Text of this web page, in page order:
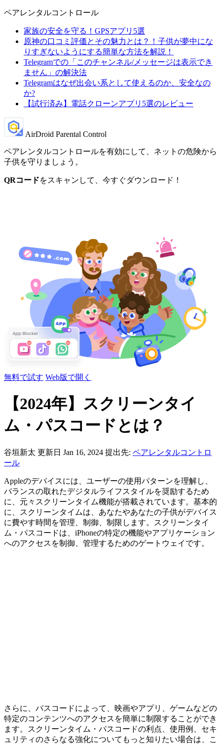
ペアレンタルコントロール
家族の安全を守る！GPSアプリ5選
原神の口コミ評価とその魅力とは？！子供が夢中にな
りすぎないようにする簡単な方法を解説！
Telegramでの「このチャンネル/メッセージは表示でき
ません」の解決法
Telegramはなぜ出会い系として使えるのか、安全なの
か?
【試行済み】電話クローンアプリ5選のレビュー
AirDroid Parental Control
ペアレンタルコントロールを有効にして、ネットの危険から
子供を守りましょう。
QRコードをスキャンして、今すぐダウンロード！
無料で試す Web版で開く
【2024年】スクリーンタイ
ム・パスコードとは？
谷垣新太 更新日 Jan 16, 2024 提出先: ペアレンタルコントロ
ール
Appleのデバイスには、ユーザーの使用パターンを理解し、
バランスの取れたデジタルライフスタイルを奨励するため
に、元々スクリーンタイム機能が搭載されています。基本的
に、スクリーンタイムは、あなたやあなたの子供がデバイス
に費やす時間を管理、制御、制限します。スクリーンタイ
ム・パスコードは、iPhoneの特定の機能やアプリケーション
へのアクセスを制御、管理するためのゲートウェイです。
さらに、パスコードによって、映画やアプリ、ゲームなどの
特定のコンテンツへのアクセスを簡単に制限することができ
ます。スクリーンタイム・パスコードの利点、使用例、セキ
ュリティのさらなる強化についてもっと知りたい場合は、こ